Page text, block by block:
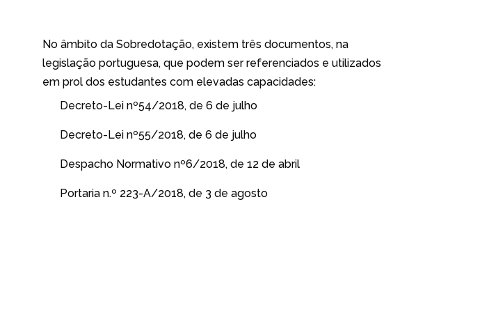
No âmbito da Sobredotação, existem três documentos, na
legislação portuguesa, que podem ser referenciados e utilizados
em prol dos estudantes com elevadas capacidades:
Decreto-Lei nº54/2018, de 6 de julho
Decreto-Lei nº55/2018, de 6 de julho
Despacho Normativo nº6/2018, de 12 de abril
Portaria n.º 223-A/2018, de 3 de agosto